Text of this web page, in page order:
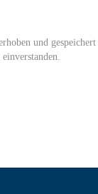
und